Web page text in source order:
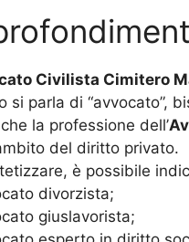
Civilista Cimitero
si parla di “avvocato”,
la professione dell’
del diritto privato.
è possibile
divorzista;
giuslavorista;